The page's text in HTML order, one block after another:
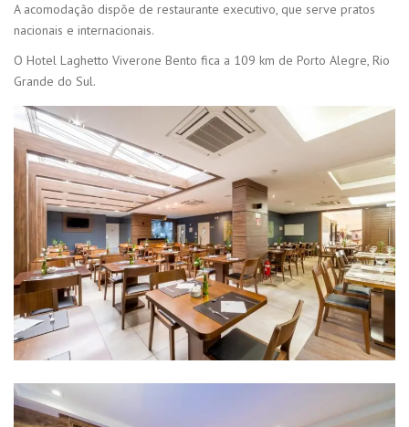
A acomodação dispõe de restaurante executivo, que serve pratos
nacionais e internacionais.
O Hotel Laghetto Viverone Bento fica a 109 km de Porto Alegre, Rio
Grande do Sul.